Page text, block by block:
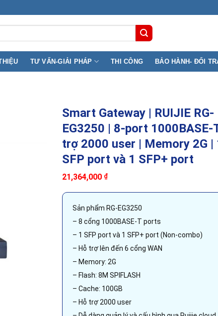
TP.HCM
TƯ VẤN-GIẢI PHÁP THI CÔNG BẢO HÀNH- ĐỔI
Smart Gateway | RUIJIE RG-
EG3250 | 8-port 1000BASE-
trợ 2000 user | Memory 2G |
SFP port và 1 SFP+ port
21,364,000 ₫
Sản phẩm RG-EG3250
– 8 cổng 1000BASE-T ports
– 1 SFP port và 1 SFP+ port (Non-combo)
– Hỗ trợ lên đến 6 cổng WAN
– Memory: 2G
– Flash: 8M SPIFLASH
– Cache: 100GB
– Hỗ trợ 2000 user